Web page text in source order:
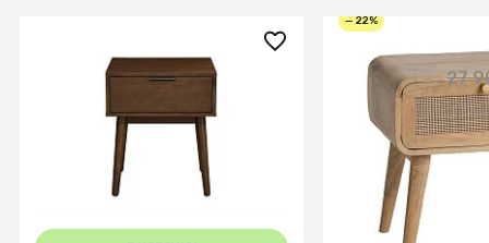
23 800 ₽
Тумба прикроватная Halmar
CASSINA (орех)
— 22%
21 900 ₽
27
Тумбочка
массива,